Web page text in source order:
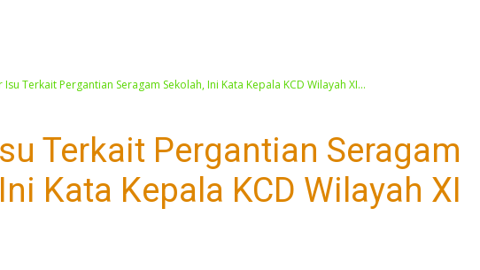
Terkait Pergantian Seragam Sekolah, Ini Kata Kepala KCD Wilayah XI...
Terkait Pergantian Seragam
Kata Kepala KCD Wilayah XI